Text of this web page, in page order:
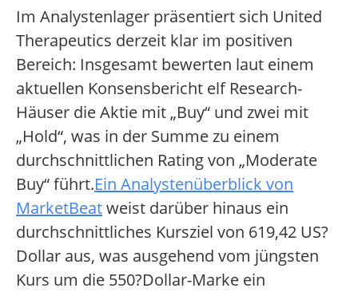
Im Analystenlager präsentiert sich United
Therapeutics derzeit klar im positiven
Bereich: Insgesamt bewerten laut einem
aktuellen Konsensbericht elf Research-
Häuser die Aktie mit „Buy“ und zwei mit
„Hold“, was in der Summe zu einem
durchschnittlichen Rating von „Moderate
Buy“ führt.Ein Analystenüberblick von
MarketBeatweist darüber hinaus ein
durchschnittliches Kursziel von 619,42 US?
Dollar aus, was ausgehend vom jüngsten
Kurs um die 550?Dollar-Marke ein